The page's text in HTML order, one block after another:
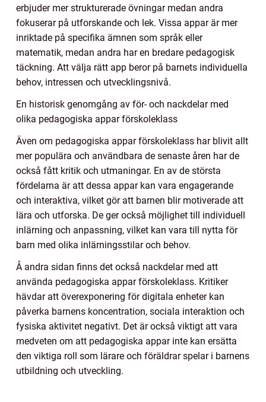
erbjuder mer strukturerade övningar medan andra
fokuserar på utforskande och lek. Vissa appar är mer
inriktade på specifika ämnen som språk eller
matematik, medan andra har en bredare pedagogisk
täckning. Att välja rätt app beror på barnets individuella
behov, intressen och utvecklingsnivå.
En historisk genomgång av för- och nackdelar med
olika pedagogiska appar förskoleklass
Även om pedagogiska appar förskoleklass har blivit allt
mer populära och användbara de senaste åren har de
också fått kritik och utmaningar. En av de största
fördelarna är att dessa appar kan vara engagerande
och interaktiva, vilket gör att barnen blir motiverade att
lära och utforska. De ger också möjlighet till individuell
inlärning och anpassning, vilket kan vara till nytta för
barn med olika inlärningsstilar och behov.
Å andra sidan finns det också nackdelar med att
använda pedagogiska appar förskoleklass. Kritiker
hävdar att överexponering för digitala enheter kan
påverka barnens koncentration, sociala interaktion och
fysiska aktivitet negativt. Det är också viktigt att vara
medveten om att pedagogiska appar inte kan ersätta
den viktiga roll som lärare och föräldrar spelar i barnens
utbildning och utveckling.